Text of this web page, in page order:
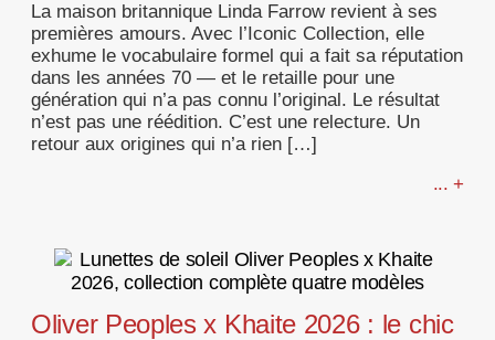
La maison britannique Linda Farrow revient à ses
premières amours. Avec l’Iconic Collection, elle
exhume le vocabulaire formel qui a fait sa réputation
dans les années 70 — et le retaille pour une
génération qui n’a pas connu l’original. Le résultat
n’est pas une réédition. C’est une relecture. Un
retour aux origines qui n’a rien […]
... +
Oliver Peoples x Khaite 2026 : le chic